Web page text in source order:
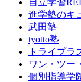
進学塾のキ
武田塾
tyotto塾
トライプラ
ワン・ツー
個別指導学